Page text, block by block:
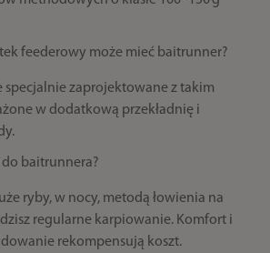
feederowy może mieć baitrunner?
specjalnie zaprojektowane z takim
w dodatkową przekładnię i
do baitrunnera?
ryby, w nocy, metodą łowienia na
regularne karpiowanie. Komfort i
rekompensują koszt.